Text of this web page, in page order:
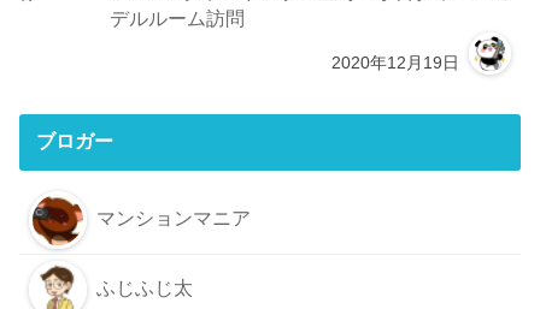
デルルーム訪問
2020年12月19日
ブロガー
マンションマニア
ふじふじ太